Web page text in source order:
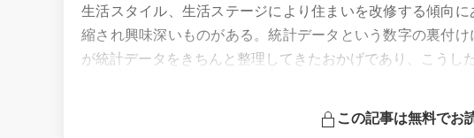
生活スタイル、生活ステージにより住まいを改修する傾向
縮され興味深いものがある。統計データという数字の裏付
が統計データをきちんと整理してきたおかげであり、こうし
この記事は無料でお